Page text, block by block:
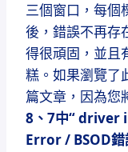
三個窗口，每個
後，錯誤不再存
得很頑固，並且
糕。 如果瀏覽了
篇文章，因為您
8、7中“ driver
Error / BSOD錯